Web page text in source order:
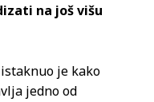
na još višu
je kako
jedno od